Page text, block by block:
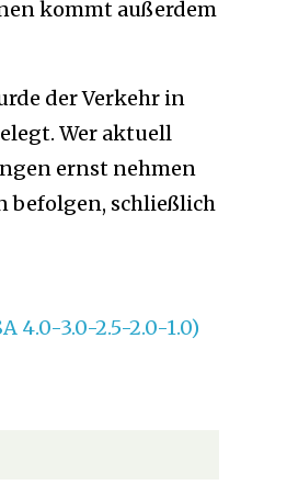
kommt außerdem
der Verkehr in
Wer aktuell
ernst nehmen
befolgen, schließlich
4.0-3.0-2.5-2.0-1.0)